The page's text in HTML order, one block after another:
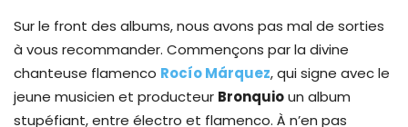
Sur le front des albums, nous avons pas mal de sorties
à vous recommander. Commençons par la divine
chanteuse flamenco Rocío Márquez, qui signe avec le
jeune musicien et producteur Bronquioun album
stupéfiant, entre électro et flamenco. À n’en pas